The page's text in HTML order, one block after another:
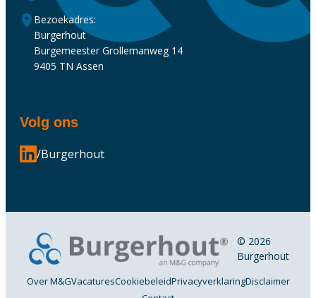
Bezoekadres:
Burgerhout
Burgemeester Grollemanweg 14
9405 TN Assen
Volg ons
/Burgerhout
© 2026
Burgerhout
Over M&GVacaturesCookiebeleidPrivacyverklaringDisclaimer